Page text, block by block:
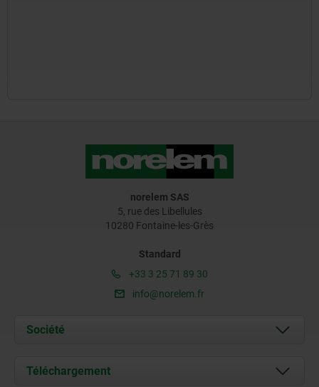
norelem SAS
5, rue des Libellules
10280 Fontaine-les-Grès
Standard
+33 3 25 71 89 30
info@norelem.fr
Société
À propos de nous
Téléchargement